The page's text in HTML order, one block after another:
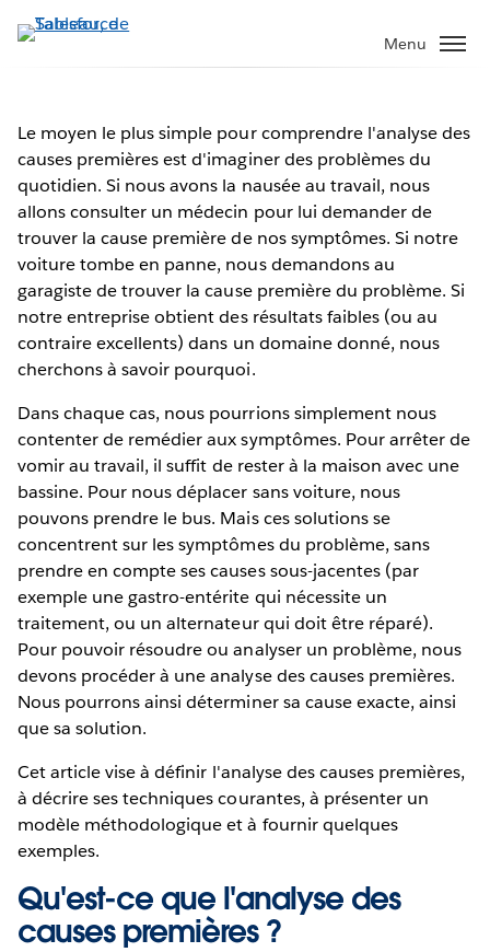
Aller
au
Menu
Le moyen le plus simple pour comprendre l'analyse des
causes premières est d'imaginer des problèmes du
quotidien. Si nous avons la nausée au travail, nous
allons consulter un médecin pour lui demander de
trouver la cause première de nos symptômes. Si notre
voiture tombe en panne, nous demandons au
garagiste de trouver la cause première du problème. Si
notre entreprise obtient des résultats faibles (ou au
contraire excellents) dans un domaine donné, nous
cherchons à savoir pourquoi.
Dans chaque cas, nous pourrions simplement nous
contenter de remédier aux symptômes. Pour arrêter de
vomir au travail, il suffit de rester à la maison avec une
bassine. Pour nous déplacer sans voiture, nous
pouvons prendre le bus. Mais ces solutions se
concentrent sur les symptômes du problème, sans
prendre en compte ses causes sous-jacentes (par
exemple une gastro-entérite qui nécessite un
traitement, ou un alternateur qui doit être réparé).
Pour pouvoir résoudre ou analyser un problème, nous
devons procéder à une analyse des causes premières.
Nous pourrons ainsi déterminer sa cause exacte, ainsi
que sa solution.
Cet article vise à définir l'analyse des causes premières,
à décrire ses techniques courantes, à présenter un
modèle méthodologique et à fournir quelques
exemples.
Qu'est-ce que l'analyse des
causes premières ?